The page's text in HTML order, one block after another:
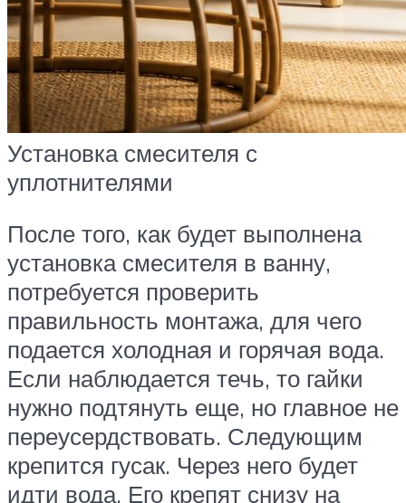
Установка смесителя с
уплотнителями
После того, как будет выполнена
установка смесителя в ванну,
потребуется проверить
правильность монтажа, для чего
подается холодная и горячая вода.
Если наблюдается течь, то гайки
нужно подтянуть еще, но главное не
переусердствовать. Следующим
крепится гусак. Через него будет
идти вода. Его крепят снизу на